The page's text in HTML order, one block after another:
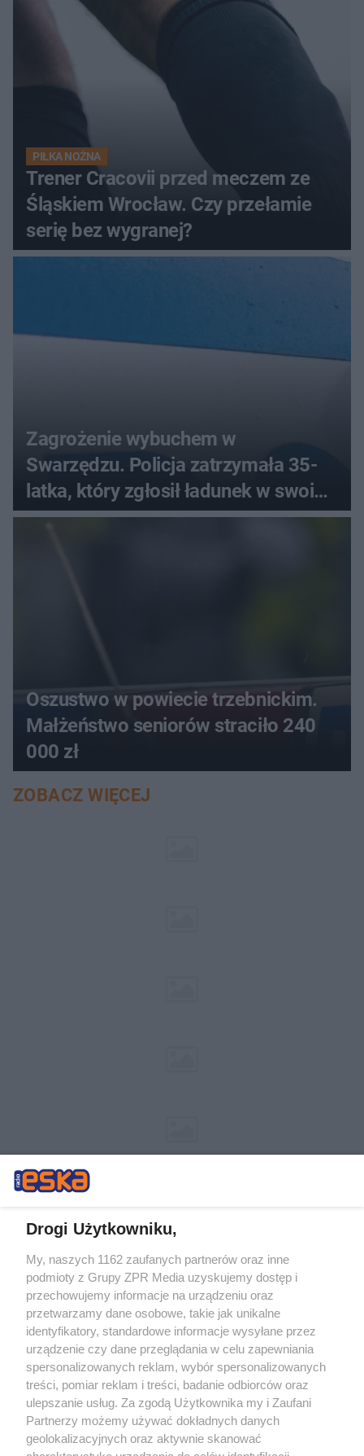
PIŁKA NOŻNA
Trener Cracovii przed meczem ze
Śląskiem Wrocław. Czy przełamie
serię bez wygranej?
Zagrożenie wybuchem w
Swarzędzu. Policja zatrzymała 35-
latka, który zgłosił ładunek w swoim
aucie
Oszustwo w powiecie trzebnickim.
Małżeństwo seniorów straciło 240
000 zł
ZOBACZ WIĘCEJ
Żaden utwór zamieszczony w serwisie nie może być powielany i
rozpowszechniany lub dalej rozpowszechniany w jakikolwiek sposób (w
tym także elektroniczny lub mechaniczny) na jakimkolwiek polu
eksploatacji w jakiejkolwiek formie, włącznie z umieszczaniem w
Internecie bez pisemnej zgody właściciela praw. Jakiekolwiek użycie lub
wykorzystanie utworów w całości lub w części z naruszeniem prawa,
tzn. bez właściwej zgody, jest zabronione pod groźbą kary i może być
ścigane prawnie.
Drogi Użytkowniku,
My, naszych 1162 zaufanych partnerów oraz inne
podmioty z Grupy ZPR Media uzyskujemy dostęp i
przechowujemy informacje na urządzeniu oraz
przetwarzamy dane osobowe, takie jak unikalne
identyfikatory, standardowe informacje wysyłane przez
urządzenie czy dane przeglądania w celu zapewniania
spersonalizowanych reklam, wybór spersonalizowanych
treści, pomiar reklam i treści, badanie odbiorców oraz
ulepszanie usług. Za zgodą Użytkownika my i Zaufani
Partnerzy możemy używać dokładnych danych
geolokalizacyjnych oraz aktywnie skanować